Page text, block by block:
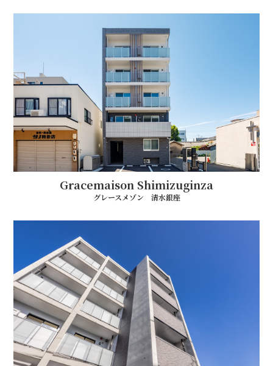
Gracemaison Shimizuginza
グレースメゾン 清水銀座